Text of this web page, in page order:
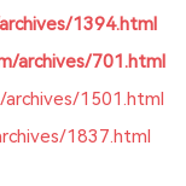
1394.html
archives/701.html
1501.html
1837.html